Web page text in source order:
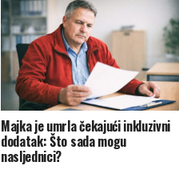
Majka je umrla čekajući inkluzivni
dodatak: Što sada mogu
nasljednici?